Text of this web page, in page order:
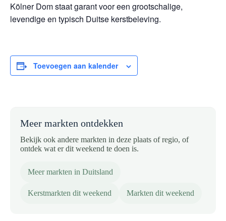
Kölner Dom staat garant voor een grootschalige,
levendige en typisch Duitse kerstbeleving.
Toevoegen aan kalender
Meer markten ontdekken
Bekijk ook andere markten in deze plaats of regio, of
ontdek wat er dit weekend te doen is.
Meer markten in Duitsland
Kerstmarkten dit weekend Markten dit weekend